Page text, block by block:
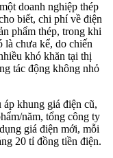
doanh nghiệp thép
biết, chi phí về điện
phẩm thép, trong khi
là chưa kể, do chiến
khó khăn tại thị
tác động không nhỏ
khung giá điện cũ,
năm, tổng công ty
giá điện mới, mỗi
20 tỉ đồng tiền điện.